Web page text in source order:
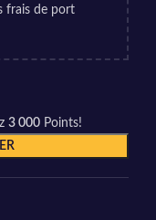
frais de port
3 000 Points!